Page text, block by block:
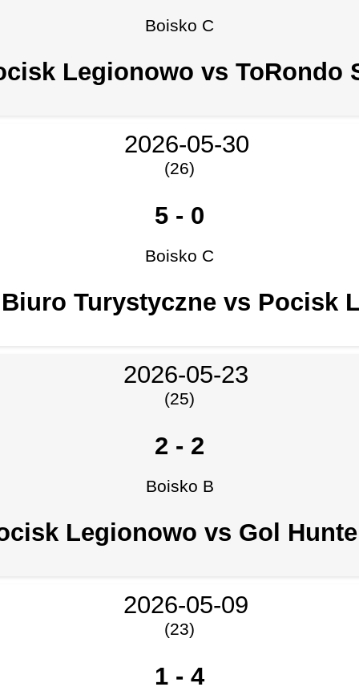
Boisko C
Legionowo vs ToRondo
2026-05-30
(26)
5 - 0
Boisko C
Turystyczne vs Pocisk
2026-05-23
(25)
2 - 2
Boisko B
Legionowo vs Gol
2026-05-09
(23)
1 - 4